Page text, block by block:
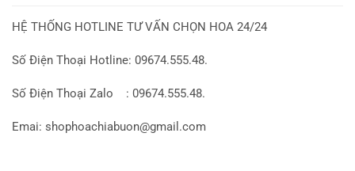
HỆ THỐNG HOTLINE TƯ VẤN CHỌN HOA 24/24
Số Điện Thoại Hotline: 09674.555.48.
Số Điện Thoại Zalo : 09674.555.48.
Emai: shophoachiabuon@gmail.com